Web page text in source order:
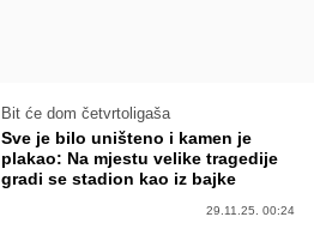
Bit će dom četvrtoligaša
Sve je bilo uništeno i kamen je
plakao: Na mjestu velike tragedije
gradi se stadion kao iz bajke
29.11.25. 00:24